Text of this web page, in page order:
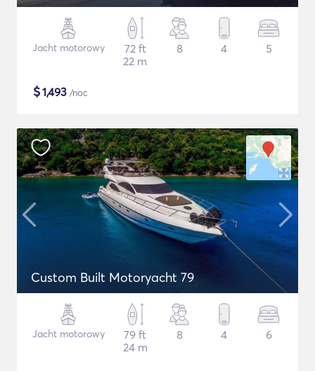
Jacht motorowy
72 ft
22 m
8 4 5
$1,493 /noc
Custom Built Motoryacht 79
Jacht motorowy
79 ft
24 m
8 4 6